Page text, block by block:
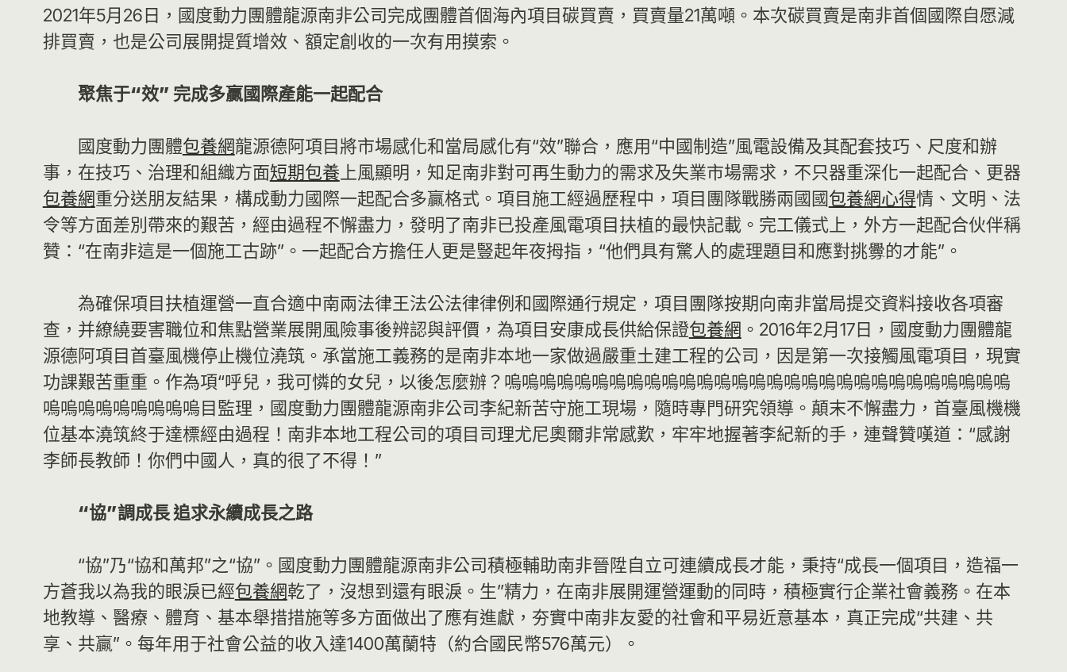
2021年5月26日，國度動力團體龍源南非公司完成團體首個海內項目碳買賣，買賣量21萬噸。本次碳買賣是南非首個國際自愿減
排買賣，也是公司展開提質增效、額定創收的一次有用摸索。
聚焦于“效” 完成多贏國際產能一起配合
國度動力團體包養網龍源德阿項目將市場感化和當局感化有“效”聯合，應用“中國制造”風電設備及其配套技巧、尺度和辦
事，在技巧、治理和組織方面短期包養 上風顯明，知足南非對可再生動力的需求及失業市場需求，不只器重深化一起配合、更器
包養網重分送朋友結果，構成動力國際一起配合多贏格式。項目施工經過歷程中，項目團隊戰勝兩國國包養網心得情、文明、法
令等方面差別帶來的艱苦，經由過程不懈盡力，發明了南非已投產風電項目扶植的最快記載。完工儀式上，外方一起配合伙伴稱
贊：“在南非這是一個施工古跡”。一起配合方擔任人更是豎起年夜拇指，“他們具有驚人的處理題目和應對挑釁的才能”。
為確保項目扶植運營一直合適中南兩法律王法公法律律例和國際通行規定，項目團隊按期向南非當局提交資料接收各項審
查，并繚繞要害職位和焦點營業展開風險事後辨認與評價，為項目安康成長供給保證包養網 。2016年2月17日，國度動力團體龍
源德阿項目首臺風機停止機位澆筑。承當施工義務的是南非本地一家做過嚴重土建工程的公司，因是第一次接觸風電項目，現實
功課艱苦重重。作為項“呼兒，我可憐的女兒，以後怎麼辦？嗚嗚嗚嗚嗚嗚嗚嗚嗚嗚嗚嗚嗚嗚嗚嗚嗚嗚嗚嗚嗚嗚嗚嗚嗚嗚嗚嗚嗚
嗚嗚嗚嗚嗚嗚嗚嗚嗚目監理，國度動力團體龍源南非公司李紀新苦守施工現場，隨時專門研究領導。顛末不懈盡力，首臺風機機
位基本澆筑終于達標經由過程！南非本地工程公司的項目司理尤尼奧爾非常感歎，牢牢地握著李紀新的手，連聲贊嘆道：“感謝
李師長教師！你們中國人，真的很了不得！”
“協”調成長 追求永續成長之路
“協”乃“協和萬邦”之“協”。國度動力團體龍源南非公司積極輔助南非晉陞自立可連續成長才能，秉持“成長一個項目，造福一
方蒼我以為我的眼淚已經包養網乾了，沒想到還有眼淚。生”精力，在南非展開運營運動的同時，積極實行企業社會義務。在本
地教導、醫療、體育、基本舉措措施等多方面做出了應有進獻，夯實中南非友愛的社會和平易近意基本，真正完成“共建、共
享、共贏”。每年用于社會公益的收入達1400萬蘭特（約合國民幣576萬元）。